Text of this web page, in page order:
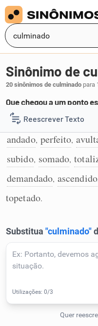
Reescrever Texto
Resumir Texto
Corrigir Texto
Detector de IA
Humanizador de IA
Sinônimo de
20 sinônimos de culminado para
Que chegou a um ponto
1 atingido,
andado, perfeito,
subido, somado,
demandado, ascendido
topetado.